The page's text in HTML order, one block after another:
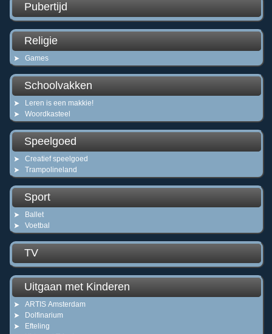
Pubertijd
Religie
Games
Schoolvakken
Leren is een makkie!
Woordkasteel
Speelgoed
Creatief speelgoed
Trampolineland
Sport
Ballet
Voetbal
TV
Uitgaan met Kinderen
ARTIS Amsterdam
Dolfinarium
Efteling